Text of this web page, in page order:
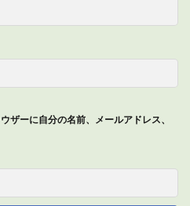
ザーに自分の名前、メールアドレス、